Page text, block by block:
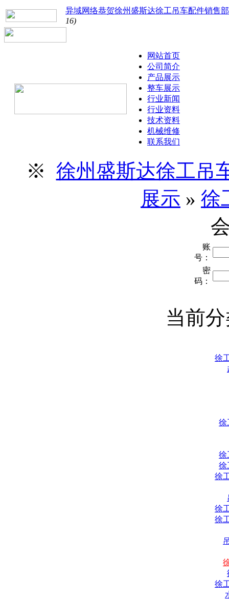
异域网络恭贺徐州盛斯达徐工吊车配件销售
16)
网站首页
公司简介
产品展示
整车展示
行业新闻
行业资料
技术资料
机械维修
联系我们
※ 徐州盛斯达徐工吊
展示 » 徐
账
号：
密
码：
当前
徐
徐
徐
徐
徐
徐
徐
徐